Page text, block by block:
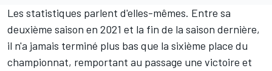
Les statistiques parlent d'elles-mêmes. Entre sa
deuxième saison en 2021 et la fin de la saison dernière,
il n'a jamais terminé plus bas que la sixième place du
championnat, remportant au passage une victoire et